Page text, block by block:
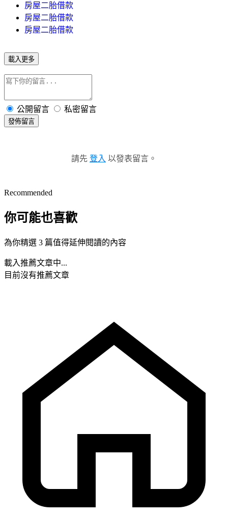
房屋二胎借款
房屋二胎借款
房屋二胎借款
載入更多
公開留言 私密留言
發佈留言
請先 登入 以發表留言。
Recommended
你可能也喜歡
為你精選 3 篇值得延伸閱讀的內容
載入推薦文章中...
目前沒有推薦文章